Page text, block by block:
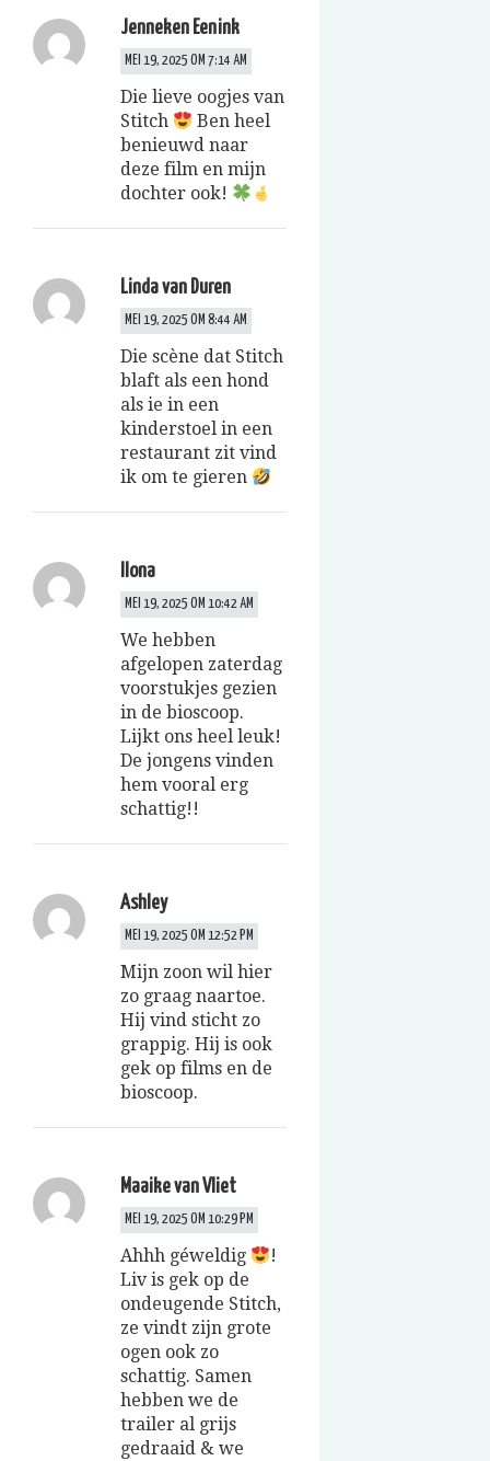
Jenneken Eenink
MEI 19, 2025 OM 7:14 AM
Die lieve oogjes van
Stitch
Ben heel
benieuwd naar
deze film en mijn
dochter ook!
Linda van Duren
MEI 19, 2025 OM 8:44 AM
Die scène dat Stitch
blaft als een hond
als ie in een
kinderstoel in een
restaurant zit vind
ik om te gieren
Ilona
MEI 19, 2025 OM 10:42 AM
We hebben
afgelopen zaterdag
voorstukjes gezien
in de bioscoop.
Lijkt ons heel leuk!
De jongens vinden
hem vooral erg
schattig!!
Ashley
MEI 19, 2025 OM 12:52 PM
Mijn zoon wil hier
zo graag naartoe.
Hij vind sticht zo
grappig. Hij is ook
gek op films en de
bioscoop.
Maaike van Vliet
MEI 19, 2025 OM 10:29 PM
Ahhh géweldig
!
Liv is gek op de
ondeugende Stitch,
ze vindt zijn grote
ogen ook zo
schattig. Samen
hebben we de
trailer al grijs
gedraaid & we